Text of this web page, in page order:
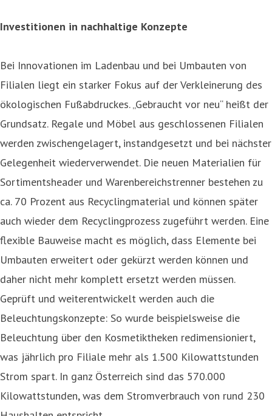
Investitionen in nachhaltige Konzepte
Bei Innovationen im Ladenbau und bei Umbauten von
Filialen liegt ein starker Fokus auf der Verkleinerung des
ökologischen Fußabdruckes. „Gebraucht vor neu“ heißt der
Grundsatz. Regale und Möbel aus geschlossenen Filialen
werden zwischengelagert, instandgesetzt und bei nächster
Gelegenheit wiederverwendet. Die neuen Materialien für
Sortimentsheader und Warenbereichstrenner bestehen zu
ca. 70 Prozent aus Recyclingmaterial und können später
auch wieder dem Recyclingprozess zugeführt werden. Eine
flexible Bauweise macht es möglich, dass Elemente bei
Umbauten erweitert oder gekürzt werden können und
daher nicht mehr komplett ersetzt werden müssen.
Geprüft und weiterentwickelt werden auch die
Beleuchtungskonzepte: So wurde beispielsweise die
Beleuchtung über den Kosmetiktheken redimensioniert,
was jährlich pro Filiale mehr als 1.500 Kilowattstunden
Strom spart. In ganz Österreich sind das 570.000
Kilowattstunden, was dem Stromverbrauch von rund 230